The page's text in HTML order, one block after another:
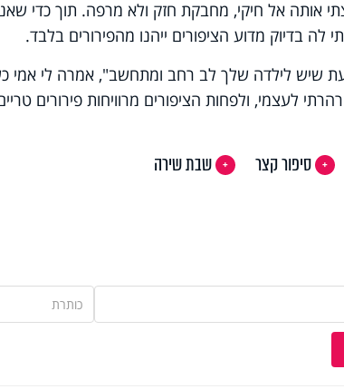
אותה אל חיקי, מחבקת חזק ולא מרפה. תוך כדי
בדיוק מדוע הציפורים ייהנו מהפירורים בלבד.
שיש לילדה שלך לב רחב ומתחשב", אמרה לי
לעצמי, ולפחות הציפורים מרוויחות פירורים
סיפור קצר שבת שירה